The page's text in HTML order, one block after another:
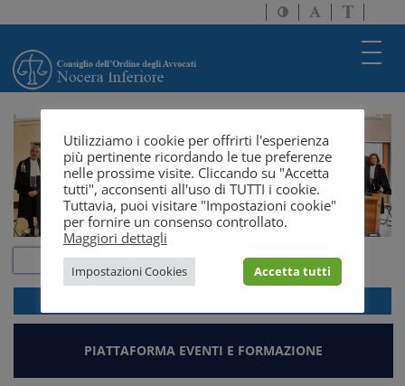
Attiva/disattiva
alto
Attiva/
dimensione
a
solo
PIATTAFORMA EVENTI E FORMAZIONE
Utilizziamo i cookie per offrirti l'esperienza
più pertinente ricordando le tue preferenze
nelle prossime visite. Cliccando su "Accetta
tutti", acconsenti all'uso di TUTTI i cookie.
Tuttavia, puoi visitare "Impostazioni cookie"
per fornire un consenso controllato.
Maggiori dettagli
Impostazioni Cookies Accetta tutti